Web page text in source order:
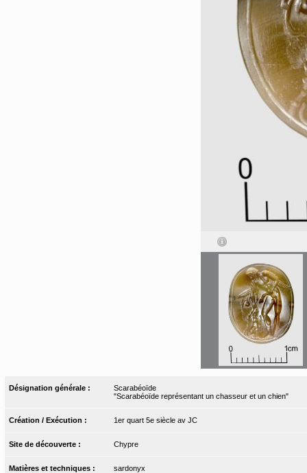
Désignation générale :
Scarabéoïde
"Scarabéoïde représentant un chasseur et un chien"
Création / Exécution : 1er quart 5e siècle av JC
Site de découverte : Chypre
Matières et techniques : sardonyx